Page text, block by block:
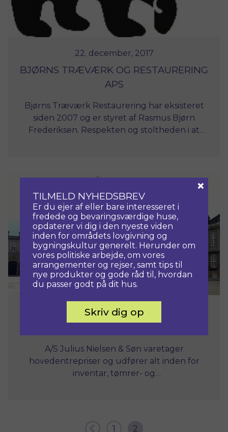
22. december, 2017
BJØRNS TRÆVÆRK OG RESTAURERING
APS
Bjørns Træværk Restaurering har eksisteret
siden 2007 og er styret af Rasmus Bjørn
Frederiksen. Respekten og stoltheden i at
22. december, 2017
A/S Julius Nielsen & Søn varetager
hovedentrepriser og udfører alt inden for
inventar, tømrer- og
1 2
TILMELD NYHEDSBREV
Er du ejer af eller bare interesseret i
fredede og bevaringsværdige huse,
opdaterer vi dig i den nyeste viden
inden for områdets lovgivning og
bygningskultur generelt. Herunder om
vores politiske arbejde, om vores
arrangementer og rejser, samt tips til
nye produkter og gode råd til, hvordan
du passer godt på dit hus.
Skriv dig op
×